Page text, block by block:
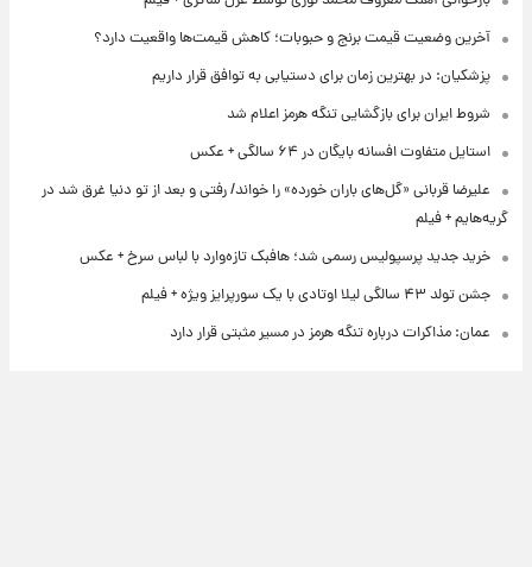
آخرین وضعیت قیمت برنج و حبوبات؛ کاهش قیمت‌ها واقعیت دارد؟
پزشکیان: در بهترین زمان برای دستیابی به توافق قرار داریم
شروط ایران برای بازگشایی تنگه هرمز اعلام شد
استایل متفاوت افسانه بایگان در ۶۴ سالگی + عکس
علیرضا قربانی «گل‌های باران خورده» را خواند/ رفتی و بعد از تو دنیا غرق شد در
گریه‌هایم + فیلم
خرید جدید پرسپولیس رسمی شد؛ هافبک تازه‌وارد با لباس سرخ + عکس
جشن تولد ۴۳ سالگی لیلا اوتادی با یک سورپرایز ویژه + فیلم
عمان: مذاکرات درباره تنگه هرمز در مسیر مثبتی قرار دارد